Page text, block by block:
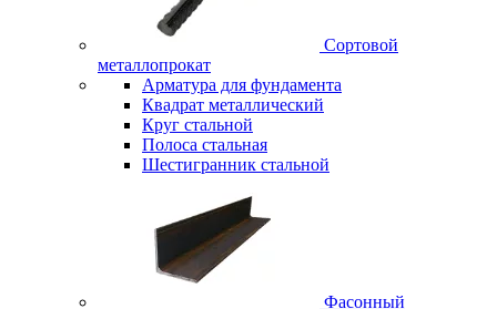
Сортовой
металлопрокат
Арматура для фундамента
Квадрат металлический
Круг стальной
Полоса стальная
Шестигранник стальной
Фасонный